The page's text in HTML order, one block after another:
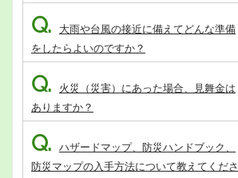
Q. 大雨や台風の接近に備えてどんな準備
をしたらよいのですか？
Q. 火災（災害）にあった場合、見舞金は
ありますか？
Q. ハザードマップ、防災ハンドブック、
防災マップの入手方法について教えてくださ